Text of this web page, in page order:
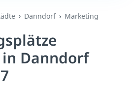
Danndorf Marketing
Danndorf